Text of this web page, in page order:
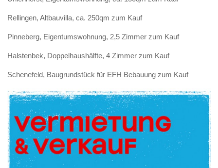
Rellingen, Altbauvilla, ca. 250qm zum Kauf
Pinneberg, Eigentumswohnung, 2,5 Zimmer zum Kauf
Halstenbek, Doppelhaushälfte, 4 Zimmer zum Kauf
Schenefeld, Baugrundstück für EFH Bebauung zum Kauf